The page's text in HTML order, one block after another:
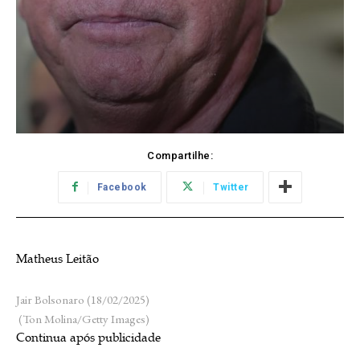
Compartilhe:
Facebook Twitter
Matheus Leitão
Jair Bolsonaro (18/02/2025)
(Ton Molina/Getty Images)
Continua após publicidade